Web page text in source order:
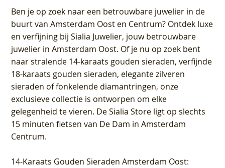
Ben je op zoek naar een betrouwbare juwelier in de
buurt van Amsterdam Oost en Centrum? Ontdek luxe
en verfijning bij Sialia Juwelier, jouw betrouwbare
juwelier in Amsterdam Oost. Of je nu op zoek bent
naar stralende 14-karaats gouden sieraden, verfijnde
18-karaats gouden sieraden, elegante zilveren
sieraden of fonkelende diamantringen, onze
exclusieve collectie is ontworpen om elke
gelegenheid te vieren. De Sialia Store ligt op slechts
15 minuten fietsen van De Dam in Amsterdam
Centrum.
14-Karaats Gouden Sieraden Amsterdam Oost: